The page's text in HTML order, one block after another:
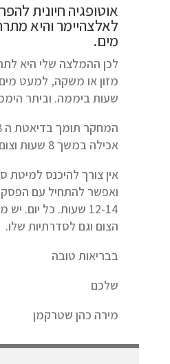
אוטופגיה חיונית
לאלצהיימר והיא
מים.
לכן ההמלצה שלי היא
שעות ביממה. וביתר
אכילה במשך 8 שעות וצום במשך 16 שעות.
ואפשר להתחיל עם
12-14 שעות. כל
הצום וגם לסדרתיות שלו.
בבריאות טובה
שלכם
מירה כהן שטרקמן